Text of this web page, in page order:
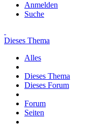
Anmelden
Suche
Dieses Thema
Alles
Dieses Thema
Dieses Forum
Forum
Seiten